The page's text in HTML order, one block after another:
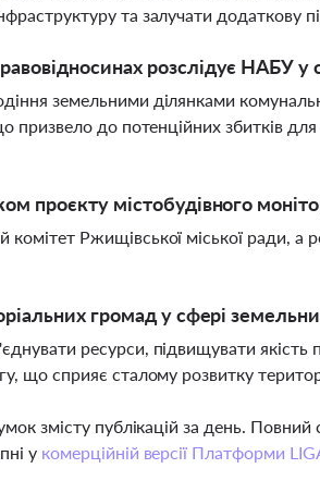
та залучати додаткову
розслідує НАБУ у
земельними ділянками
призвело до потенційних збитків
проєкту містобудівного
комітет Ржищівської міської
громад у сфері
ресурси, підвищувати якість
що сприяє сталому розвитку
змісту публікацій за день.
у комерційній версії Платформи